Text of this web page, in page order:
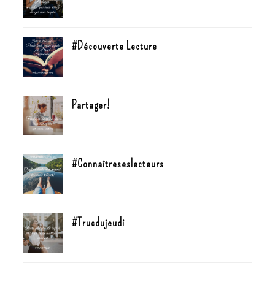
#Découverte Lecture
Partager!
#Connaîtreseslecteurs
#Trucdujeudi